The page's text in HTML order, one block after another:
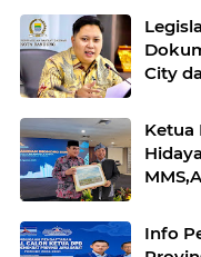
City
Ketua
Info